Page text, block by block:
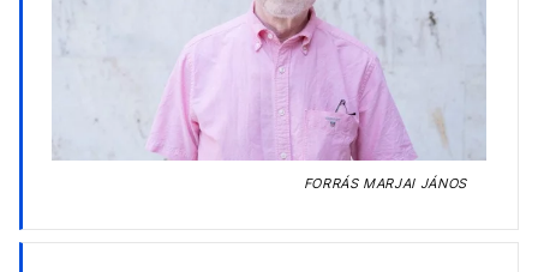
FORRÁSMARJAI JÁNOS